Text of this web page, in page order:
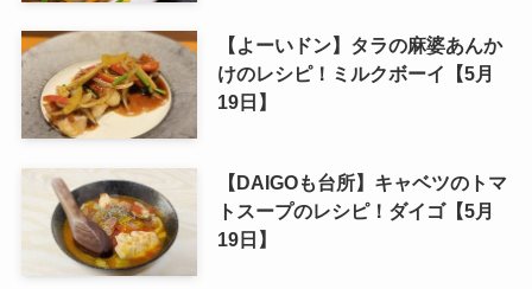
【よーいドン】タラの麻婆あんか
けのレシピ！ミルクボーイ【5月
19日】
【DAIGOも台所】キャベツのトマ
トスープのレシピ！ダイゴ【5月
19日】